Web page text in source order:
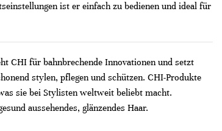
ist er einfach zu bedienen und ideal für
CHI für bahnbrechende Innovationen und setzt
stylen, pflegen und schützen. CHI-Produkte
sie bei Stylisten weltweit beliebt macht.
aussehendes, glänzendes Haar.